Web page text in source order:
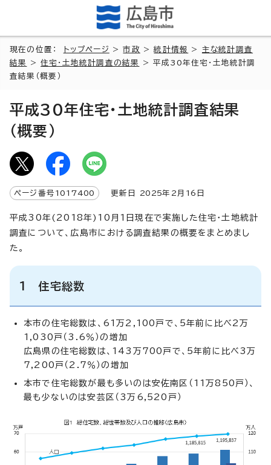
現在の位置： トップページ >市政 >統計情報 > 主な統計調査
結果
>住宅・土地統計調査の結果
> 平成30年住宅・土地統計調
査結果（概要）
平成30年住宅・土地統計調査結果
（概要）
ページ番号 1017400 更新日 2025年2月 16 日
平成30年(2018年)10月1日現在で実施した住宅・土地統計
調査について、広島市における調査結果の概要をまとめまし
た。
1 住宅総数
本市の住宅総数は、61万2,100戸で、5年前に比べ2万
1,030戸（3.6％）の増加
広島県の住宅総数は、143万700戸で、5年前に比べ3万
7,200戸（2.7％）の増加
本市で住宅総数が最も多いのは安佐南区（11万850戸）、
最も少ないのは安芸区（3万6,520戸）